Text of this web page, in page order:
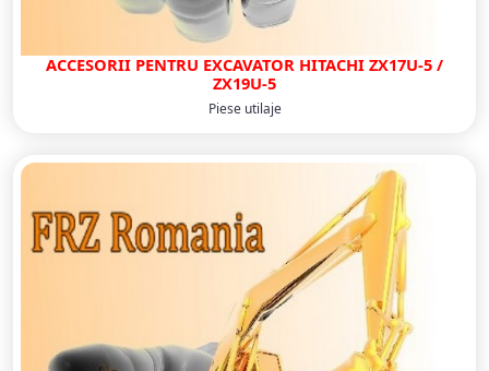
ACCESORII PENTRU EXCAVATOR HITACHI ZX17U-5 /
ZX19U-5
Piese utilaje